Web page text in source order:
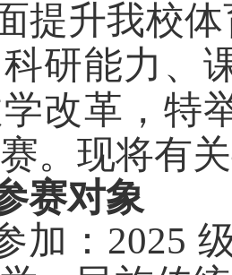
提升我校
研能力、
改革，特
。 现将有
赛对象
加： 2025